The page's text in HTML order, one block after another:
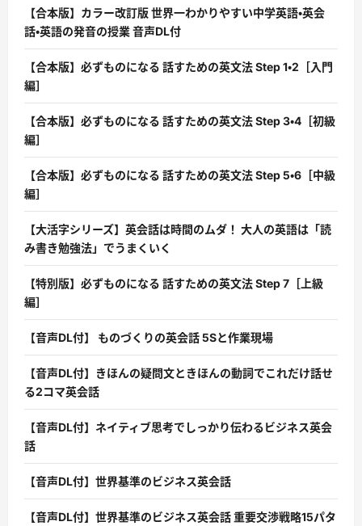
【合本版】カラー改訂版 世界一わかりやすい中学英語・英会
話・英語の発音の授業 音声DL付
【合本版】必ずものになる 話すための英文法 Step 1・2［入門
編］
【合本版】必ずものになる 話すための英文法 Step 3・4［初級
編］
【合本版】必ずものになる 話すための英文法 Step 5・6［中級
編］
【大活字シリーズ】英会話は時間のムダ！ 大人の英語は「読
み書き勉強法」でうまくいく
【特別版】必ずものになる 話すための英文法 Step 7［上級
編］
【音声DL付】 ものづくりの英会話 5Sと作業現場
【音声DL付】きほんの疑問文ときほんの動詞でこれだけ話せ
る2コマ英会話
【音声DL付】ネイティブ思考でしっかり伝わるビジネス英会
話
【音声DL付】世界基準のビジネス英会話
【音声DL付】世界基準のビジネス英会話 重要交渉戦略15パタ